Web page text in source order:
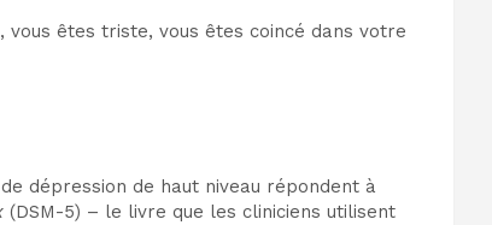
vous êtes triste, vous êtes coincé dans votre
dépression de haut niveau répondent à
(DSM-5) – le livre que les cliniciens utilisent